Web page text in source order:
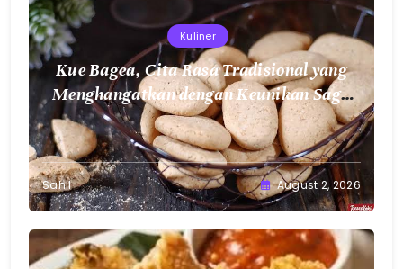
Kuliner
Kue Bagea, Cita Rasa Tradisional yang
Menghangatkan dengan Keunikan Sagu
Nusantara
Sahil August 2, 2026